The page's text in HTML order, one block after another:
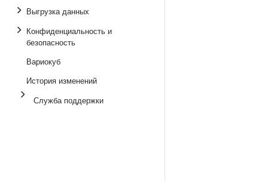
Выгрузка данных
Конфиденциальность и
безопасность
Вариокуб
История изменений
Служба поддержки